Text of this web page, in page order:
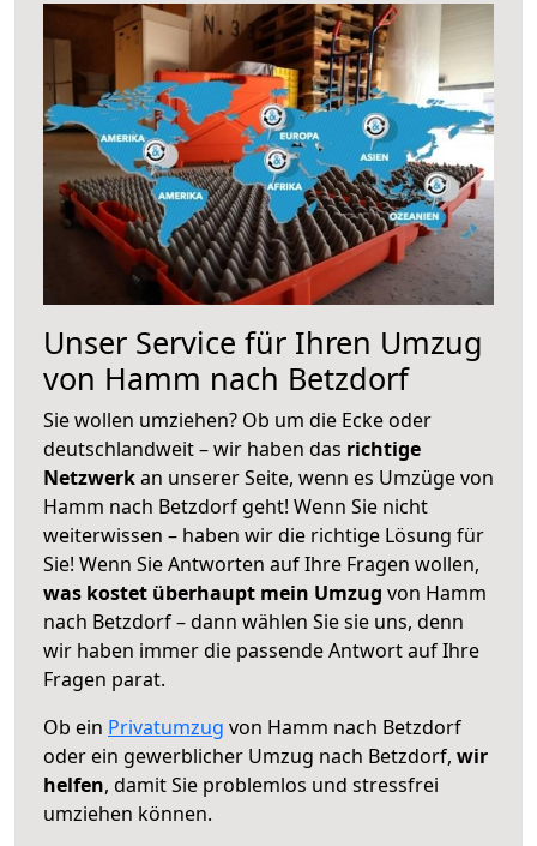
Unser Service für Ihren Umzug
von Hamm nach Betzdorf
Sie wollen umziehen? Ob um die Ecke oder
deutschlandweit – wir haben das richtige
Netzwerkan unserer Seite, wenn es Umzüge von
Hamm nach Betzdorf geht! Wenn Sie nicht
weiterwissen – haben wir die richtige Lösung für
Sie! Wenn Sie Antworten auf Ihre Fragen wollen,
was kostet überhaupt mein Umzug von Hamm
nach Betzdorf – dann wählen Sie sie uns, denn
wir haben immer die passende Antwort auf Ihre
Fragen parat.
Ob ein Privatumzug von Hamm nach Betzdorf
oder ein gewerblicher Umzug nach Betzdorf, wir
helfen, damit Sie problemlos und stressfrei
umziehen können.